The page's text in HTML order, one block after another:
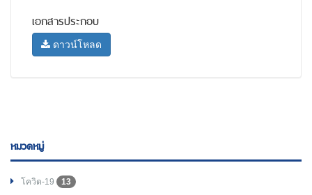
เอกสารประกอบ
ดาวน์โหลด
หมวดหมู่
โควิด-19
13